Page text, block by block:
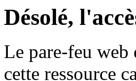
Désolé,
Le pare-feu web
cette ressource